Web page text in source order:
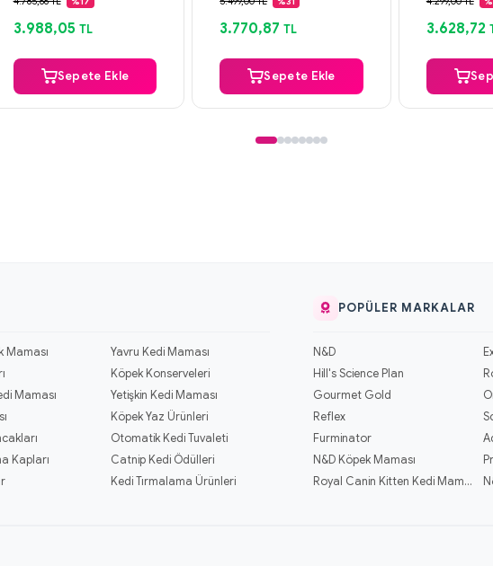
3.988,05 TL
Sepete Ekle
3.770,87 TL
Sepete Ekle
3.628,72
Maması
Yavru Kedi Maması
Köpek Konserveleri
Maması
Yetişkin Kedi Maması
Köpek Yaz Ürünleri
Otomatik Kedi Tuvaleti
Kapları
Catnip Kedi Ödülleri
Kedi Tırmalama Ürünleri
POPÜLER MARKALAR
N&D
Hill's Science Plan
Gourmet Gold
Reflex
Furminator
N&D Köpek Maması
Royal Canin Kitten Kedi Mamaları